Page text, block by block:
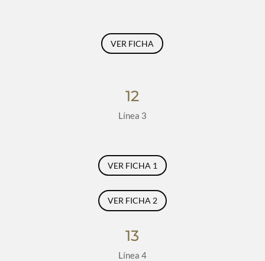
VER FICHA
12
Línea 3
VER FICHA 1
VER FICHA 2
13
Línea 4